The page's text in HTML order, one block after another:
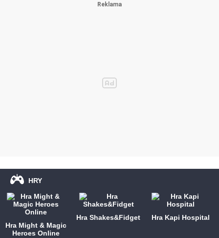
HRY
Hra Might & Magic
Heroes Online
Hra Shakes&Fidget Hra Kapi Hospital